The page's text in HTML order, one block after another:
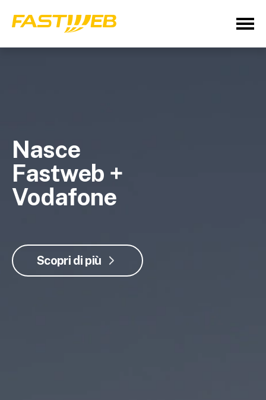
Nasce
Fastweb +
Vodafone
Scopri di più